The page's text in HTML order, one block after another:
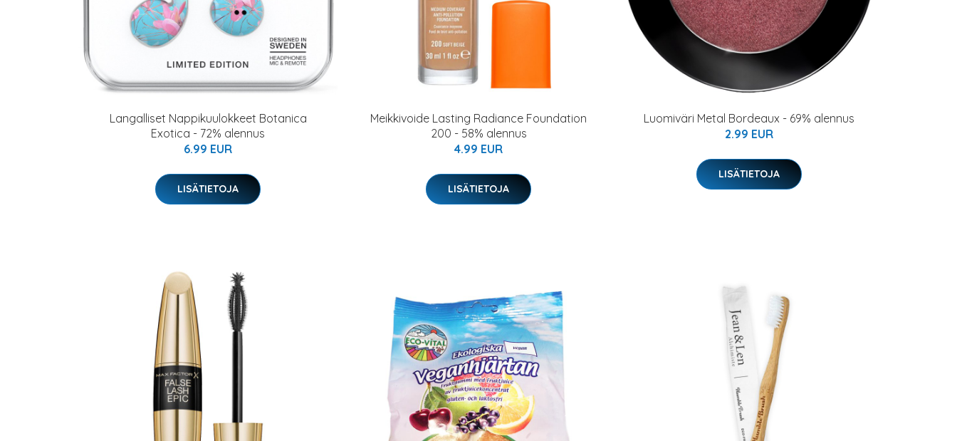
Langalliset Nappikuulokkeet Botanica
Exotica - 72% alennus
6.99 EUR
LISÄTIETOJA
Meikkivoide Lasting Radiance Foundation
200 - 58% alennus
4.99 EUR
LISÄTIETOJA
Luomiväri Metal Bordeaux - 69% alennus
2.99 EUR
LISÄTIETOJA